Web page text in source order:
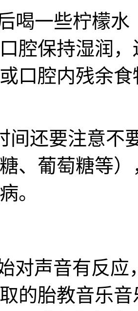
喝一些柠檬
腔保持湿润
口腔内残余
间还要注意不
、葡萄糖等
。
对声音有反
的胎教音乐